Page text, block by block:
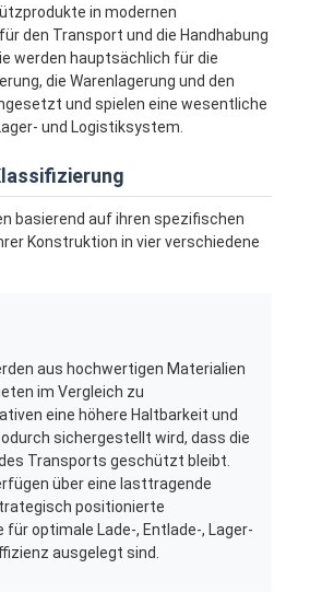
in modernen
den Transport und die Handhabung
werden hauptsächlich für die
die Warenlagerung und den
und spielen eine wesentliche
und Logistiksystem.
basierend auf ihren spezifischen
Konstruktion in vier verschiedene
aus hochwertigen Materialien
im Vergleich zu
eine höhere Haltbarkeit und
sichergestellt wird, dass die
Transports geschützt bleibt.
über eine lasttragende
positionierte
für optimale Lade-, Entlade-, Lager-
ausgelegt sind.